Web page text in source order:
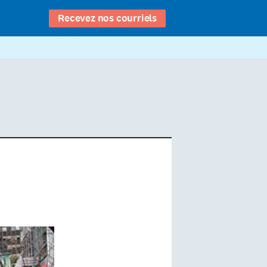
Recevez nos courriels